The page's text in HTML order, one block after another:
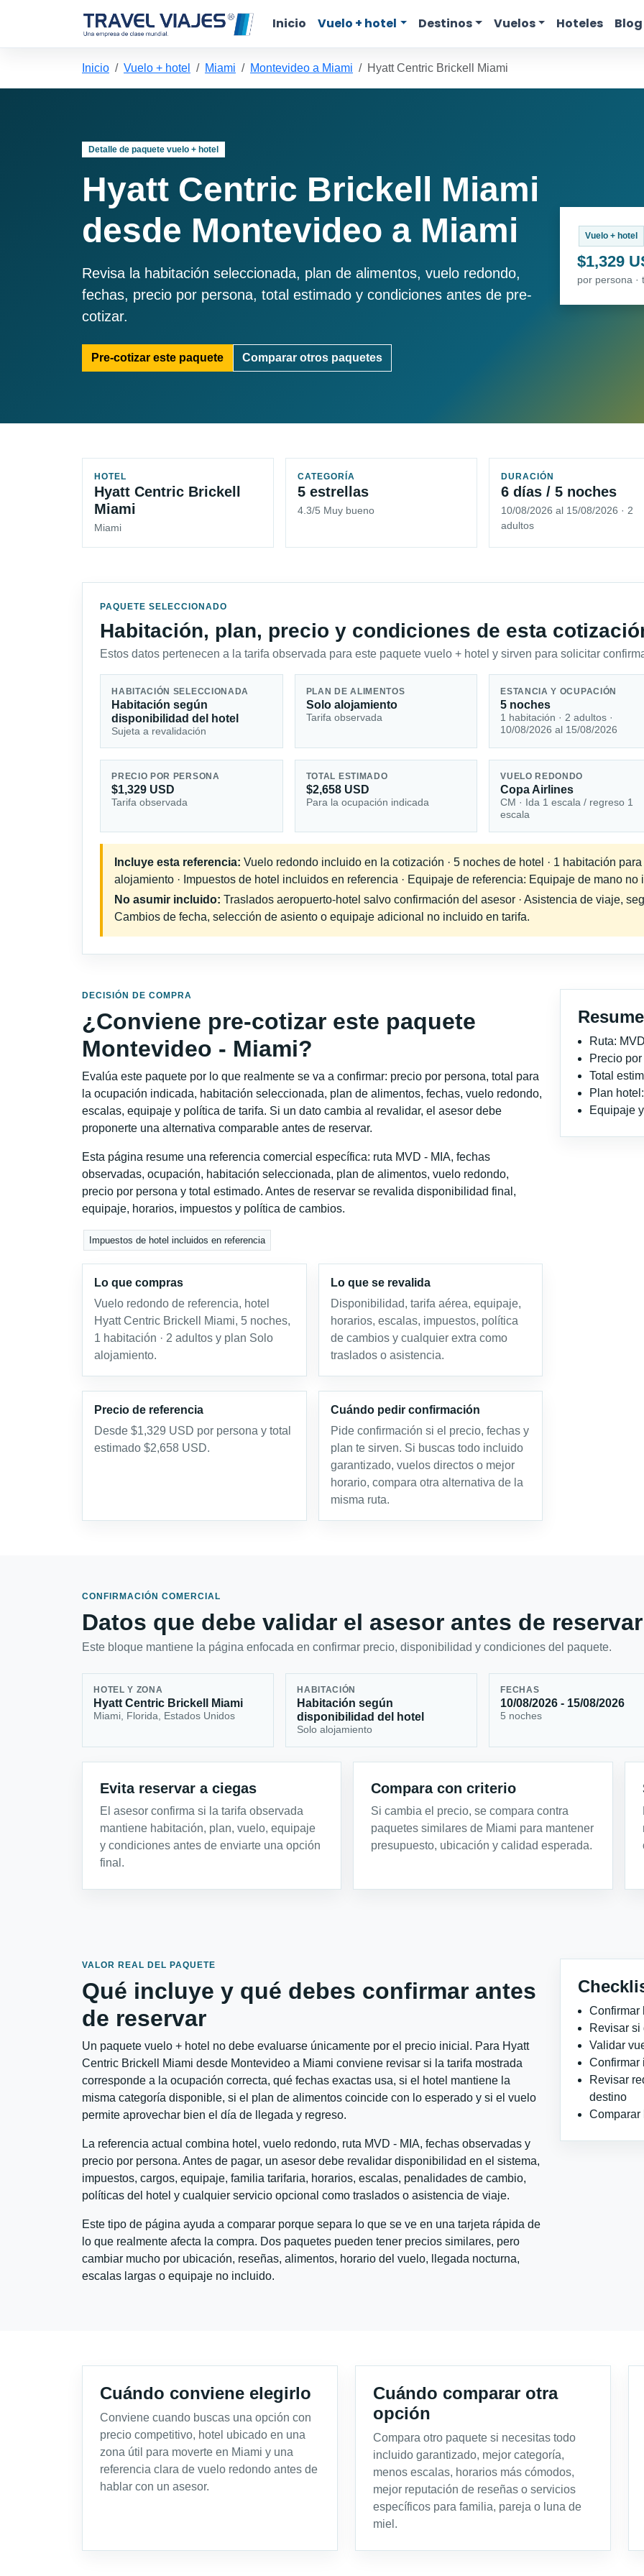
Inicio Vuelo + hotel Destinos Vuelos Hoteles Blog
Inicio Vuelo + hotel Miami Montevideo a Miami Hyatt Centric Brickell Miami
Detalle de paquete vuelo + hotel
Hyatt Centric Brickell Miami
desde Montevideo a Miami
Revisa la habitación seleccionada, plan de alimentos, vuelo redondo,
fechas, precio por persona, total estimado y condiciones antes de pre-
cotizar.
Pre-cotizar este paquete Comparar otros paquetes
Vuelo + hotel
$1,329
por persona ·
HOTEL
Hyatt Centric Brickell
Miami
Miami
CATEGORÍA
5 estrellas
4.3/5 Muy bueno
DURACIÓN
6 días / 5 noches
10/08/2026 al 15/08/2026 · 2
adultos
PAQUETE SELECCIONADO
Habitación, plan, precio y condiciones de esta
Estos datos pertenecen a la tarifa observada para este paquete vuelo + hotel y sirven para solicitar
HABITACIÓN SELECCIONADA
Habitación según
disponibilidad del hotel
Sujeta a revalidación
PLAN DE ALIMENTOS
Solo alojamiento
Tarifa observada
ESTANCIA Y OCUPACIÓN
5 noches
1 habitación · 2 adultos ·
10/08/2026 al 15/08/2026
PRECIO POR PERSONA
$1,329 USD
Tarifa observada
TOTAL ESTIMADO
$2,658 USD
Para la ocupación indicada
VUELO REDONDO
Copa Airlines
CM · Ida 1 escala / regreso 1
escala
Incluye esta referencia: Vuelo redondo incluido en la cotización · 5 noches de hotel · 1 habitación
alojamiento · Impuestos de hotel incluidos en referencia · Equipaje de referencia: Equipaje de mano
No asumir incluido: Traslados aeropuerto-hotel salvo confirmación del asesor · Asistencia de viaje,
Cambios de fecha, selección de asiento o equipaje adicional no incluido en tarifa.
DECISIÓN DE COMPRA
¿Conviene pre-cotizar este paquete
Montevideo - Miami?
Evalúa este paquete por lo que realmente se va a confirmar: precio por persona, total para
la ocupación indicada, habitación seleccionada, plan de alimentos, fechas, vuelo redondo,
escalas, equipaje y política de tarifa. Si un dato cambia al revalidar, el asesor debe
proponerte una alternativa comparable antes de reservar.
Esta página resume una referencia comercial específica: ruta MVD - MIA, fechas
observadas, ocupación, habitación seleccionada, plan de alimentos, vuelo redondo,
precio por persona y total estimado. Antes de reservar se revalida disponibilidad final,
equipaje, horarios, impuestos y política de cambios.
Impuestos de hotel incluidos en referencia
Lo que compras
Vuelo redondo de referencia, hotel
Hyatt Centric Brickell Miami, 5 noches,
1 habitación · 2 adultos y plan Solo
alojamiento.
Lo que se revalida
Disponibilidad, tarifa aérea, equipaje,
horarios, escalas, impuestos, política
de cambios y cualquier extra como
traslados o asistencia.
Precio de referencia
Desde $1,329 USD por persona y total
estimado $2,658 USD.
Cuándo pedir confirmación
Pide confirmación si el precio, fechas y
plan te sirven. Si buscas todo incluido
garantizado, vuelos directos o mejor
horario, compara otra alternativa de la
misma ruta.
Ruta:
Precio
Total
Plan
Equipaje
CONFIRMACIÓN COMERCIAL
Datos que debe validar el asesor antes de reservar
Este bloque mantiene la página enfocada en confirmar precio, disponibilidad y condiciones del paquete.
HOTEL Y ZONA
Hyatt Centric Brickell Miami
Miami, Florida, Estados Unidos
HABITACIÓN
Habitación según
disponibilidad del hotel
Solo alojamiento
FECHAS
10/08/2026 - 15/08/2026
5 noches
Evita reservar a ciegas
El asesor confirma si la tarifa observada
mantiene habitación, plan, vuelo, equipaje
y condiciones antes de enviarte una opción
final.
Compara con criterio
Si cambia el precio, se compara contra
paquetes similares de Miami para mantener
presupuesto, ubicación y calidad esperada.
VALOR REAL DEL PAQUETE
Qué incluye y qué debes confirmar antes
de reservar
Un paquete vuelo + hotel no debe evaluarse únicamente por el precio inicial. Para Hyatt
Centric Brickell Miami desde Montevideo a Miami conviene revisar si la tarifa mostrada
corresponde a la ocupación correcta, qué fechas exactas usa, si el hotel mantiene la
misma categoría disponible, si el plan de alimentos coincide con lo esperado y si el vuelo
permite aprovechar bien el día de llegada y regreso.
La referencia actual combina hotel, vuelo redondo, ruta MVD - MIA, fechas observadas y
precio por persona. Antes de pagar, un asesor debe revalidar disponibilidad en el sistema,
impuestos, cargos, equipaje, familia tarifaria, horarios, escalas, penalidades de cambio,
políticas del hotel y cualquier servicio opcional como traslados o asistencia de viaje.
Este tipo de página ayuda a comparar porque separa lo que se ve en una tarjeta rápida de
lo que realmente afecta la compra. Dos paquetes pueden tener precios similares, pero
cambiar mucho por ubicación, reseñas, alimentos, horario del vuelo, llegada nocturna,
escalas largas o equipaje no incluido.
Confirmar
Revisar si
Validar
Confirmar
Revisar
destino
Comparar
Cuándo conviene elegirlo
Conviene cuando buscas una opción con
precio competitivo, hotel ubicado en una
zona útil para moverte en Miami y una
referencia clara de vuelo redondo antes de
hablar con un asesor.
Cuándo comparar otra
opción
Compara otro paquete si necesitas todo
incluido garantizado, mejor categoría,
menos escalas, horarios más cómodos,
mejor reputación de reseñas o servicios
específicos para familia, pareja o luna de
miel.